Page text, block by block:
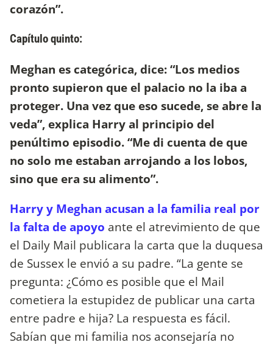
corazón”.
Capítulo quinto:
Meghan es categórica, dice: “Los medios
pronto supieron que el palacio no la iba a
proteger. Una vez que eso sucede, se abre la
veda”, explica Harry al principio del
penúltimo episodio. “Me di cuenta de que
no solo me estaban arrojando a los lobos,
sino que era su alimento”.
Harry y Meghan acusan a la familia real por
la falta de apoyo ante el atrevimiento de que
el Daily Mail publicara la carta que la duquesa
de Sussex le envió a su padre. “La gente se
pregunta: ¿Cómo es posible que el Mail
cometiera la estupidez de publicar una carta
entre padre e hija? La respuesta es fácil.
Sabían que mi familia nos aconsejaría no